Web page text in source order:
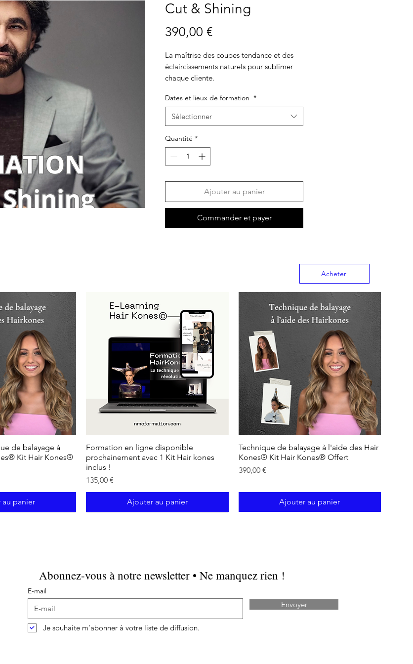
Cut & Shining
390,00 €Prix
La maîtrise des coupes tendance et des
éclaircissements naturels pour sublimer
chaque cliente.
Dates et lieux de formation *
Sélectionner
Quantité *
Ajouter au panier
Commander et payer
Acheter
de balayage à
Kit Hair Kones®
panier
Formation en ligne disponible
prochainement avec 1 Kit Hair kones
inclus !
Prix
135,00 €
Ajouter au panier
Technique de balayage à l'aide des Hair
Kones® Kit Hair Kones® Offert
Prix
390,00 €
Ajouter au panier
Abonnez-vous à notre newsletter • Ne manquez rien !
E-mail
Envoyer
Je souhaite m'abonner à votre liste de diffusion.